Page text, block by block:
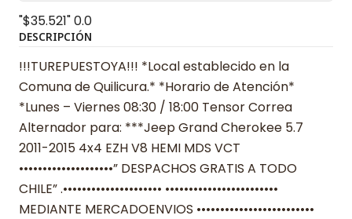
"$35.521"0.0
DESCRIPCIÓN
!!!TUREPUESTOYA!!! *Local establecido en la
Comuna de Quilicura.* *Horario de Atención*
*Lunes – Viernes 08:30 / 18:00 Tensor Correa
Alternador para: ***Jeep Grand Cherokee 5.7
2011-2015 4x4 EZH V8 HEMI MDS VCT
••••••••••••••••••••” DESPACHOS GRATIS A TODO
CHILE” .••••••••••••••••••••• ••••••••••••••••••••••••
MEDIANTE MERCADOENVIOS •••••••••••••••••••••••••